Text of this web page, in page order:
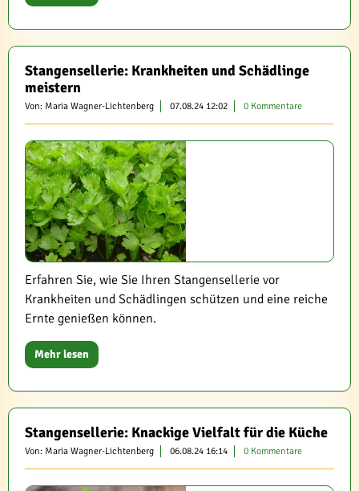
Stangensellerie: Krankheiten und Schädlinge
meistern
Von: Maria Wagner-Lichtenberg 07.08.24 12:02 0 Kommentare
Erfahren Sie, wie Sie Ihren Stangensellerie vor
Krankheiten und Schädlingen schützen und eine reiche
Ernte genießen können.
Mehr lesen
Stangensellerie: Knackige Vielfalt für die Küche
Von: Maria Wagner-Lichtenberg 06.08.24 16:14 0 Kommentare